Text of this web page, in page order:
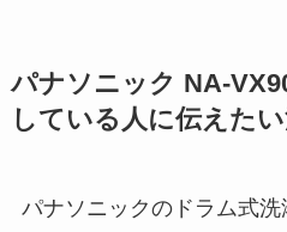
パナソニック NA-
している人に伝えた
パナソニックのドラム式